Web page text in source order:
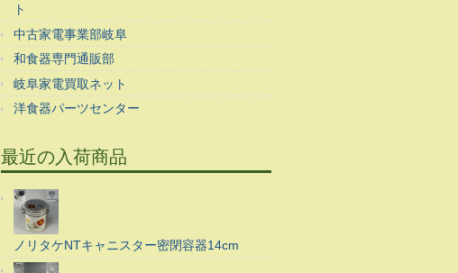
ト
中古家電事業部岐阜
和食器専門通販部
岐阜家電買取ネット
洋食器パーツセンター
最近の入荷商品
ノリタケNTキャニスター密閉容器14cm